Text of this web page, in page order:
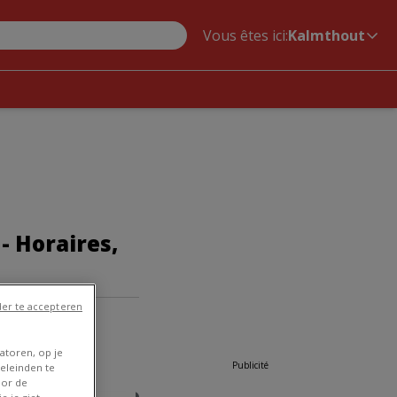
Vous êtes ici:Kalmthout
- Horaires,
Publicité
op je
te
de
te accepteren